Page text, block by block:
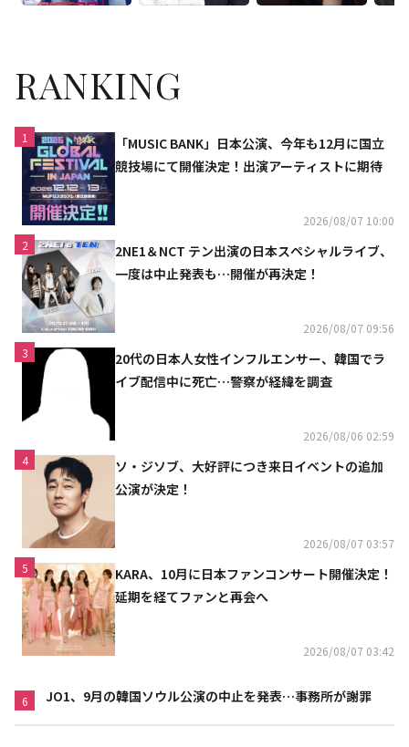
RANKING
1
「MUSIC BANK」日本公演、今年も12月に国立
競技場にて開催決定！出演アーティストに期待
2026/08/07 10:00
2
2NE1＆NCT テン出演の日本スペシャルライブ、
一度は中止発表も…開催が再決定！
2026/08/07 09:56
3
20代の日本人女性インフルエンサー、韓国でラ
イブ配信中に死亡…警察が経緯を調査
2026/08/06 02:59
4
ソ・ジソブ、大好評につき来日イベントの追加
公演が決定！
2026/08/07 03:57
5
KARA、10月に日本ファンコンサート開催決定！
延期を経てファンと再会へ
2026/08/07 03:42
6 JO1、9月の韓国ソウル公演の中止を発表…事務所が謝罪